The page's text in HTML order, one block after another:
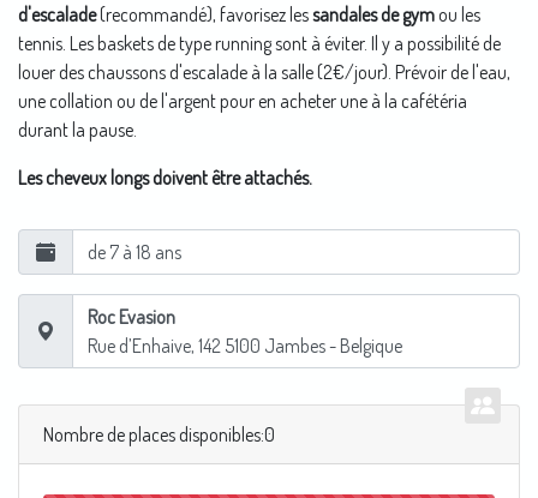
d'escalade(recommandé), favorisez lessandales de gymou les
tennis. Les baskets de type running sont à éviter. Il y a possibilité de
louer des chaussons d'escalade à la salle (2€/jour). Prévoir de l'eau,
une collation ou de l'argent pour en acheter une à la cafétéria
durant la pause.
Les cheveux longs doivent être attachés.
de 7 à 18 ans
Roc Evasion
Rue d’Enhaive, 142 5100 Jambes- Belgique
Nombre de places disponibles:0